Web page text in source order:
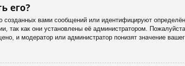
его?
вами сообщений или идентифицируют
так как они установлены её администратором.
и модератор или администратор понизят значение